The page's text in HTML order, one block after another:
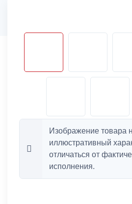
Изображение товара
иллюстративный
отличаться от
исполнения.